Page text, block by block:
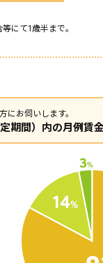
にて1歳半まで。
にお伺いします。
期間）内の月例賃